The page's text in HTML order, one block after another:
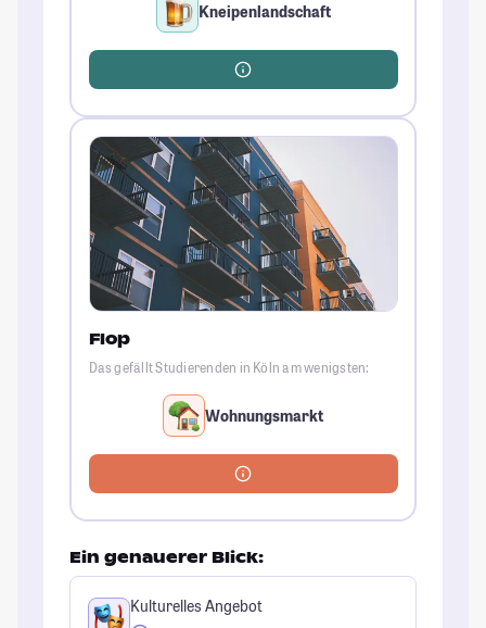
Kneipenlandschaft
Flop
Das gefällt Studierenden in Köln am wenigsten:
Wohnungsmarkt
Ein genauerer Blick:
Kulturelles Angebot